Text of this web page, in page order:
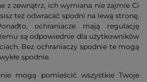
z zewnątrz, ich wymiana nie zajmie Ci
też odwracać spodni na lewą stronę,
ochraniacze mają regulację
są odpowiednie dla użytkowników
Bez ochraniaczy spodnie te mogą
spodnie.
mogą pomieścić wszystkie Twoje